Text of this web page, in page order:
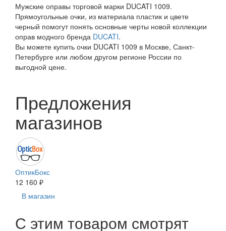
Мужские оправы торговой марки DUCATI 1009.
Прямоугольные очки, из материала пластик и цвете
черный помогут понять основные черты новой коллекции
оправ модного бренда DUCATI.
Вы можете купить очки DUCATI 1009 в Москве, Санкт-
Петербурге или любом другом регионе России по
выгодной цене.
Предложения
магазинов
ОптикБокс
12 160 ₽
В магазин
С этим товаром смотрят